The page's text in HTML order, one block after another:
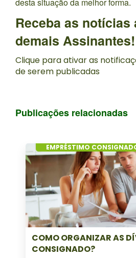
desta situação da melhor forma.
Receba as notícias
demais Assinantes!
Clique para ativar as
de serem publicadas
Publicações relacionadas
EMPRÉSTIMO
COMO ORGANIZAR AS
CONSIGNADO?